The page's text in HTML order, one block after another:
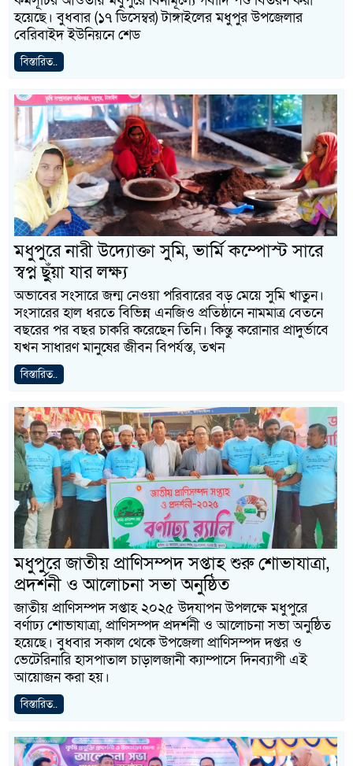
হয়েছে। বুধবার (১৭ ডিসেম্বর) টাঙ্গাইলের মধুপুর উপজেলার
বেরিবাইদ ইউনিয়নে শেড
বিস্তারিত..
মধুপুরে নারী উদ্যোক্তা সুমি, ভার্মি কম্পোস্ট সারে
স্বপ্ন ছুঁয়া যার লক্ষ্য
অভাবের সংসারে জন্ম নেওয়া পরিবারের বড় মেয়ে সুমি খাতুন।
সংসারের হাল ধরতে বিভিন্ন এনজিও প্রতিষ্ঠানে নামমাত্র বেতনে
বছরের পর বছর চাকরি করেছেন তিনি। কিন্তু করোনার প্রাদুর্ভাবে
যখন সাধারণ মানুষের জীবন বিপর্যস্ত, তখন
বিস্তারিত..
মধুপুরে জাতীয় প্রাণিসম্পদ সপ্তাহ শুরু শোভাযাত্রা,
প্রদর্শনী ও আলোচনা সভা অনুষ্ঠিত
জাতীয় প্রাণিসম্পদ সপ্তাহ ২০২৫ উদযাপন উপলক্ষে মধুপুরে
বর্ণাঢ্য শোভাযাত্রা, প্রাণিসম্পদ প্রদর্শনী ও আলোচনা সভা অনুষ্ঠিত
হয়েছে। বুধবার সকাল থেকে উপজেলা প্রাণিসম্পদ দপ্তর ও
ভেটেরিনারি হাসপাতাল চাড়ালজানী ক্যাম্পাসে দিনব্যাপী এই
আয়োজন করা হয়।
বিস্তারিত..